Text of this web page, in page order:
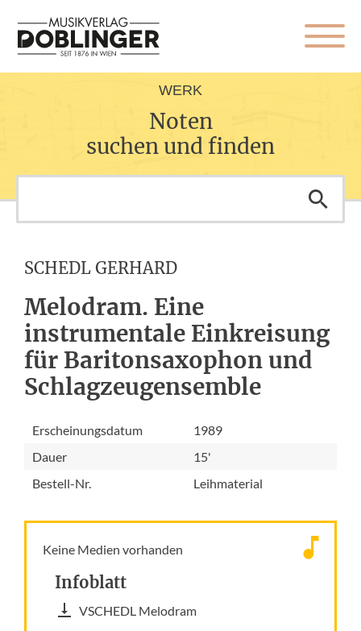
WERK
Noten
suchen und finden
SCHEDL GERHARD
Melodram. Eine
instrumentale Einkreisung
für Baritonsaxophon und
Schlagzeugensemble
Erscheinungsdatum
1989
Dauer
15'
Bestell-Nr.
Leihmaterial
Keine Medien vorhanden
Infoblatt
VSCHEDL Melodram